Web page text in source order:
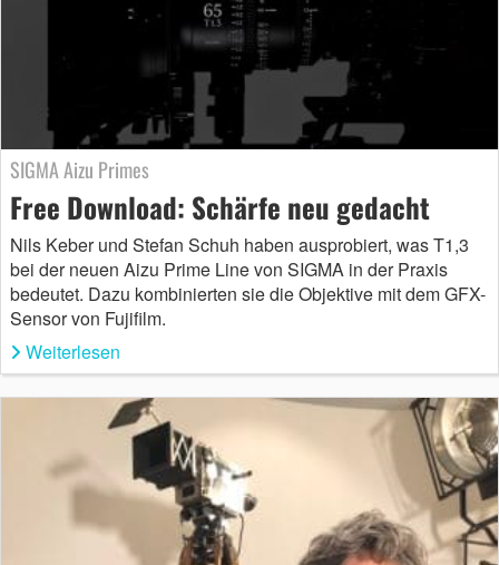
SIGMA Aizu Primes
Free Download: Schärfe neu gedacht
Nils Keber und Stefan Schuh haben ausprobiert, was T1,3
bei der neuen Aizu Prime Line von SIGMA in der Praxis
bedeutet. Dazu kombinierten sie die Objektive mit dem GFX-
Sensor von Fujifilm.
Weiterlesen